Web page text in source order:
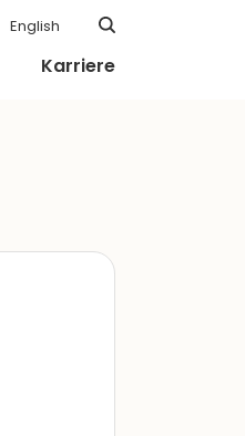
English
Karriere